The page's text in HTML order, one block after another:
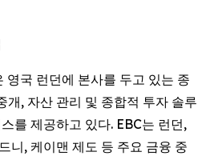
국 런던에 본사를 두고 있는 종
개, 자산 관리 및 종합적 투자 솔루
를 제공하고 있다. EBC는 런던,
니, 케이맨 제도 등 주요 금융 중